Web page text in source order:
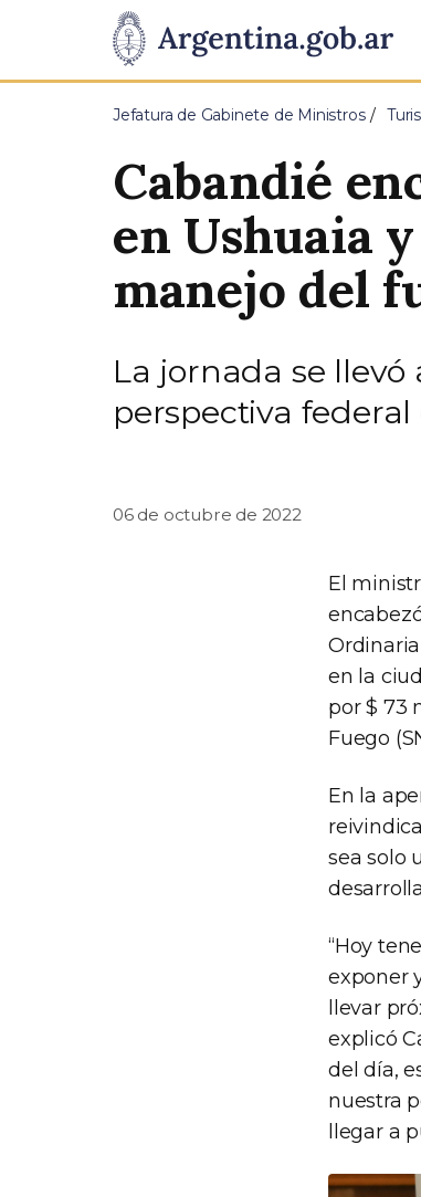
Presidencia
de
Pasar al contenido principal
Jefatura de Gabinete de Ministros
Cabandié
en Ushuaia
manejo del
La jornada se
perspectiva
06 de octubre de 2022
El
en la
por $ 73
Fuego
En la
sea solo
“Hoy
exponer
llevar
explicó
del día,
nuestra
llegar a